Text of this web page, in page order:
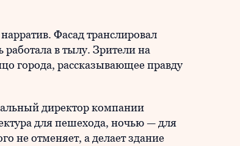
Фасад транслировал
в тылу. Зрители на
города, рассказывающее правду
директор компании
для пешехода, ночью — для
не отменяет, а делает здание